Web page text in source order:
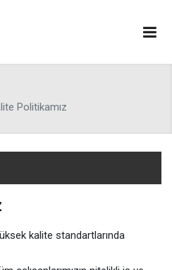
Politikamız
kalite standartlarında